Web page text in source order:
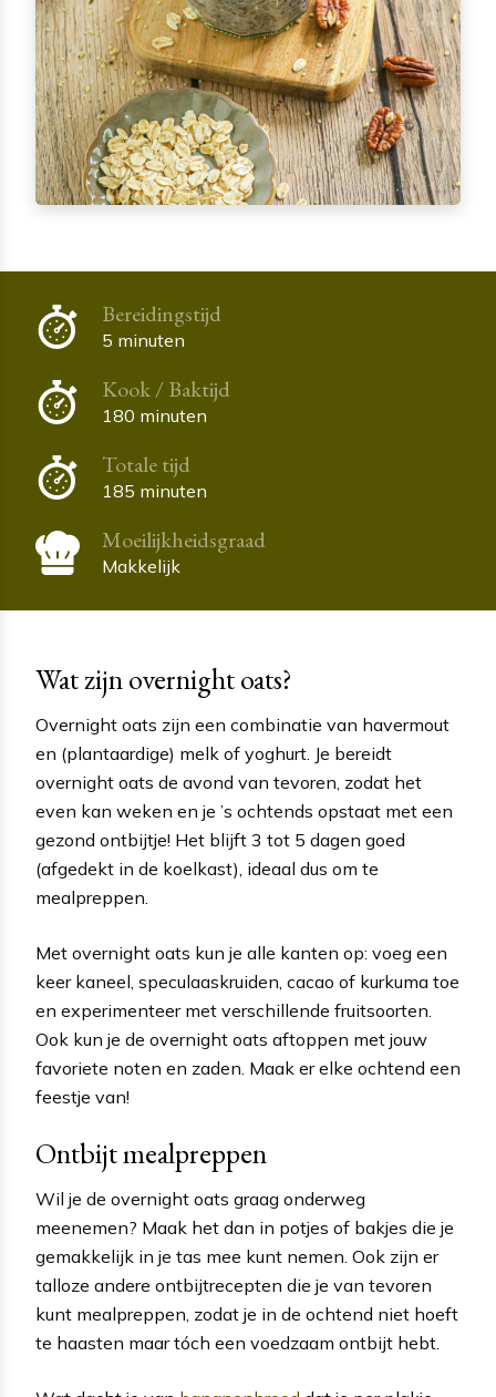
Bereidingstijd
5 minuten
Kook / Baktijd
180 minuten
Totale tijd
185 minuten
Moeilijkheidsgraad
Makkelijk
Wat zijn overnight oats?
Overnight oats zijn een combinatie van havermout
en (plantaardige) melk of yoghurt. Je bereidt
overnight oats de avond van tevoren, zodat het
even kan weken en je ’s ochtends opstaat met een
gezond ontbijtje! Het blijft 3 tot 5 dagen goed
(afgedekt in de koelkast), ideaal dus om te
mealpreppen.
Met overnight oats kun je alle kanten op: voeg een
keer kaneel, speculaaskruiden, cacao of kurkuma toe
en experimenteer met verschillende fruitsoorten.
Ook kun je de overnight oats aftoppen met jouw
favoriete noten en zaden. Maak er elke ochtend een
feestje van!
Ontbijt mealpreppen
Wil je de overnight oats graag onderweg
meenemen? Maak het dan in potjes of bakjes die je
gemakkelijk in je tas mee kunt nemen. Ook zijn er
talloze andere ontbijtrecepten die je van tevoren
kunt mealpreppen, zodat je in de ochtend niet hoeft
te haasten maar tóch een voedzaam ontbijt hebt.